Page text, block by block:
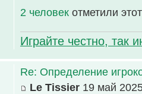
2 человек отметили
Играйте честно, так
Re: Определение
Le Tissier 19 май